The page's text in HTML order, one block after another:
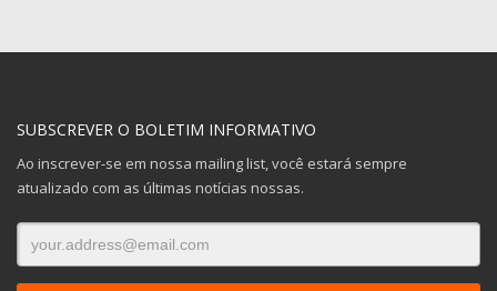
SUBSCREVER O BOLETIM INFORMATIVO
Ao inscrever-se em nossa mailing list, você estará sempre
atualizado com as últimas notícias nossas.